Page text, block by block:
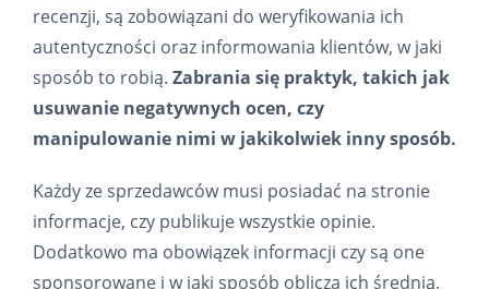
recenzji, są zobowiązani do weryfikowania ich
autentyczności oraz informowania klientów, w jaki
sposób to robią. Zabrania się praktyk, takich jak
usuwanie negatywnych ocen, czy
manipulowanie nimi w jakikolwiek inny sposób.
Każdy ze sprzedawców musi posiadać na stronie
informacje, czy publikuje wszystkie opinie.
Dodatkowo ma obowiązek informacji czy są one
sponsorowane i w jaki sposób oblicza ich średnią.